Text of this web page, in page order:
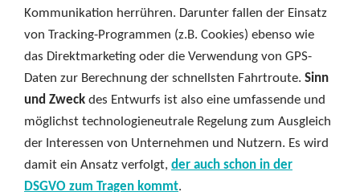
Kommunikation herrühren. Darunter fallen der Einsatz
von Tracking-Programmen (z.B. Cookies) ebenso wie
das Direktmarketing oder die Verwendung von GPS-
Daten zur Berechnung der schnellsten Fahrtroute. Sinn
und Zweck des Entwurfs ist also eine umfassende und
möglichst technologieneutrale Regelung zum Ausgleich
der Interessen von Unternehmen und Nutzern. Es wird
damit ein Ansatz verfolgt, der auch schon in der
DSGVO zum Tragen kommt.